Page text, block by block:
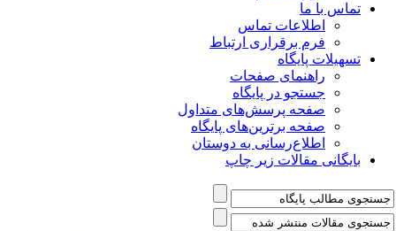
تماس با ما
اطلاعات تماس
فرم برقراری ارتباط
تسهیلات پایگاه
راهنمای صفحات
جستجو در پایگاه
صفحه پرسش‌های متداول
صفحه برترین‌های پایگاه
اطلاع‌رسانی به دوستان
بایگانی مقالات زیر چاپ